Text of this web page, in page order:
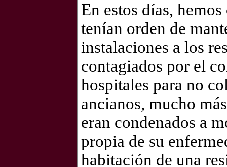
En estos días,
tenían orden de
instalaciones a los
contagiados por el
hospitales para no
ancianos, mucho
eran condenados a
propia de su
habitación de una